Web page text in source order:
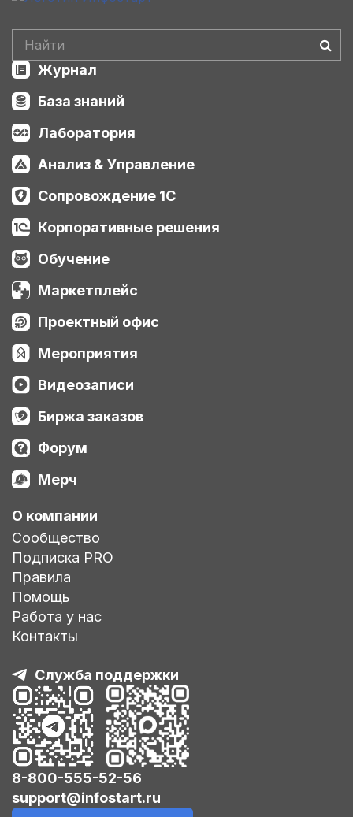
Журнал
База знаний
Лаборатория
Анализ & Управление
Сопровождение 1С
Корпоративные решения
Обучение
Маркетплейс
Проектный офис
Мероприятия
Видеозаписи
Биржа заказов
Форум
Мерч
О компании
Сообщество
Подписка PRO
Правила
Помощь
Работа у нас
Контакты
Служба поддержки
8-800-555-52-56
support@infostart.ru